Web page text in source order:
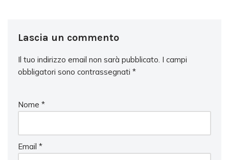
Lascia un commento
Il tuo indirizzo email non sarà pubblicato. I campi
obbligatori sono contrassegnati *
Nome *
Email *